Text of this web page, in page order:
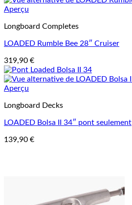
Aperçu
Longboard Completes
LOADED Rumble Bee 28″ Cruiser
319,90 €
Aperçu
Longboard Decks
LOADED Bolsa II 34″ pont seulement
139,90 €